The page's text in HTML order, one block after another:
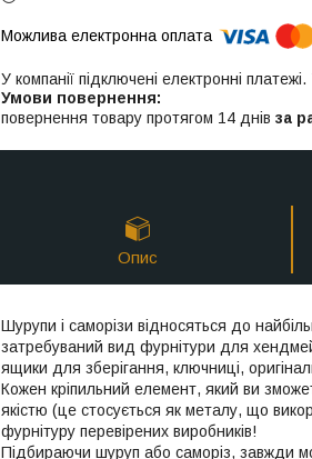
У компанії підключені електронні
повернення товару протягом 14 днів за
Опис
Шурупи і саморізи відносяться до
затребуваний вид фурнітури для
ящики для зберігання, ключниці,
Кожен кріпильний елемент, який ви
якістю (це стосується як металу, що
фурнітуру перевірених виробників!
Підбираючи шуруп або саморіз, завжди